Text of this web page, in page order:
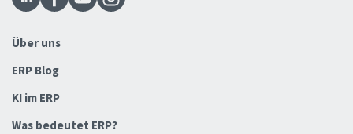
Über uns
ERP Blog
KI im ERP
Was bedeutet ERP?